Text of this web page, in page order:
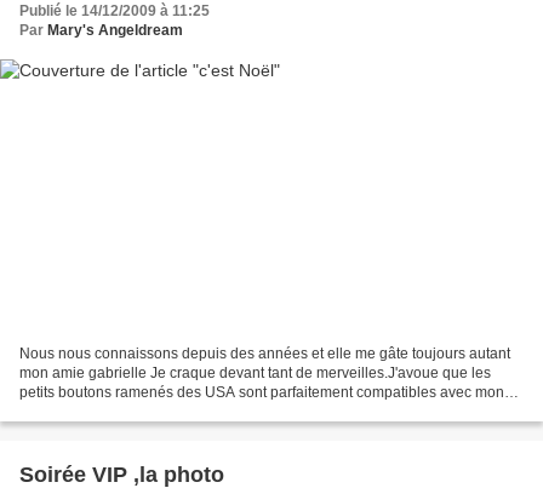
Publié le 14/12/2009 à 11:25
Par Mary's Angeldream
Nous nous connaissons depuis des années et elle me gâte toujours autant
mon amie gabrielle Je craque devant tant de merveilles.J'avoue que les
petits boutons ramenés des USA sont parfaitement compatibles avec mon
Soirée VIP ,la photo